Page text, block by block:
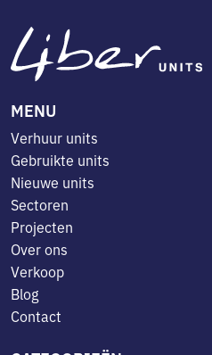
MENU
Verhuur units
Gebruikte units
Nieuwe units
Sectoren
Projecten
Over ons
Verkoop
Blog
Contact